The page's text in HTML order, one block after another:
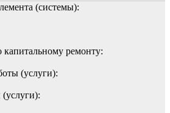
(системы):
ремонту:
(услуги):